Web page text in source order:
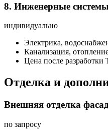
8. Инженерные
индивидуально
Электрика,
Канализация,
Цена после разработки
Отделка и
Внешняя отделка
по запросу